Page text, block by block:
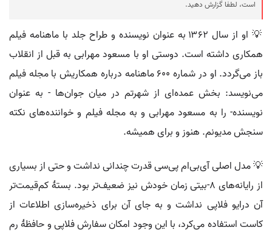
است، لطفا گزارش دهید.
💡 او از سال ۱۳۶۲ به عنوان نویسنده و طراح جلد با ماهنامه فیلم
همکاری داشته است. دوستی او با مسعود مهرابی به قبل از انقلاب
باز می‌گردد. او در شماره ۶۰۰ ماهنامه درباره همکاریش با مجله فیلم
می‌نویسد: بخش عمده‌ای از شهرتم در میان جوان‌ها - به عنوان
نویسنده- را به مسعود مهرابی و به مجله فیلم و خواننده‌های نکته
سنجش مدیونم. هنوز و برای همیشه.
💡 مدل اصلی آی‌بی‌ام پی‌سی قدرت چندانی نداشت و حتی از بسیاری
از رایانه‌های ۸-بیتی زمان خودش نیز ضعیف‌تر بود. بستهٔ کم‌قیمت‌تر
آن درایو فلاپی نداشت و به جای آن برای ذخیره‌سازی اطلاعات از
کاست استفاده می‌کرد، با این وجود امکان سفارش فلاپی و حافظهٔ رم